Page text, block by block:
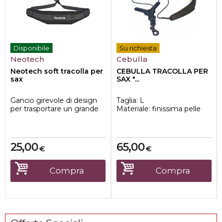
Disponibile
Neotech
Neotech soft tracolla per
sax
Gancio girevole di design
per trasportare un grande
€
25,00
Compra
Su richiesta
Cebulla
CEBULLA TRACOLLA PER
SAX "...
Taglia: L
Materiale: finissima pelle
...
€
65,00
Compra